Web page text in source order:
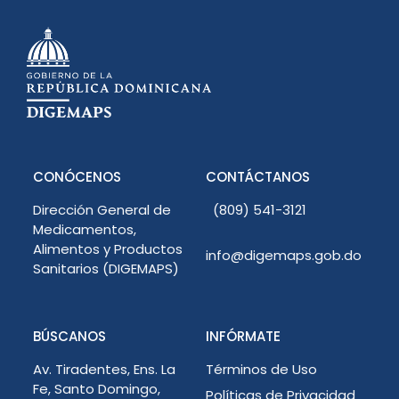
CONÓCENOS
Dirección General de
Medicamentos,
Alimentos y Productos
Sanitarios (DIGEMAPS)
CONTÁCTANOS
(809) 541-3121
info@digemaps.gob.do
BÚSCANOS
Av. Tiradentes, Ens. La
Fe, Santo Domingo,
INFÓRMATE
Términos de Uso
Políticas de Privacidad